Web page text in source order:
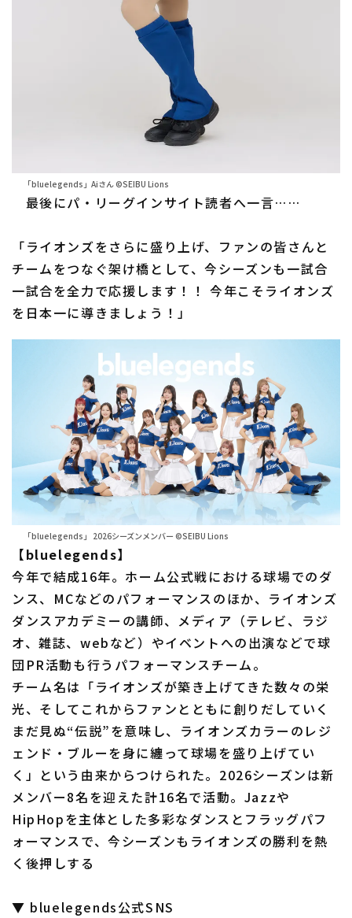
「bluelegends」Aiさん ©SEIBU Lions
最後にパ・リーグインサイト読者へ一言……
「ライオンズをさらに盛り上げ、ファンの皆さんと
チームをつなぐ架け橋として、今シーズンも一試合
一試合を全力で応援します！！ 今年こそライオンズ
を日本一に導きましょう！」
「bluelegends」 2026シーズンメンバー ©SEIBU Lions
【bluelegends】
今年で結成16年。ホーム公式戦における球場でのダ
ンス、MCなどのパフォーマンスのほか、ライオンズ
ダンスアカデミーの講師、メディア（テレビ、ラジ
オ、雑誌、webなど）やイベントへの出演などで球
団PR活動も行うパフォーマンスチーム。
チーム名は「ライオンズが築き上げてきた数々の栄
光、そしてこれからファンとともに創りだしていく
まだ見ぬ“伝説”を意味し、ライオンズカラーのレジ
ェンド・ブルーを身に纏って球場を盛り上げてい
く」という由来からつけられた。2026シーズンは新
メンバー8名を迎えた計16名で活動。Jazzや
HipHopを主体とした多彩なダンスとフラッグパフ
ォーマンスで、今シーズンもライオンズの勝利を熱
く後押しする
▼ bluelegends公式SNS